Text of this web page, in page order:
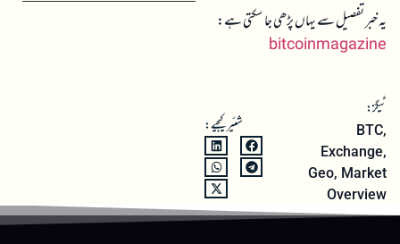
یہ خبر تفصیل سے یہاں پڑھی جا سکتی ہے:
bitcoinmagazine
ٹیگز:
BTC,
Exchange,
Geo, Market
Overview
شئیر کیجیے: